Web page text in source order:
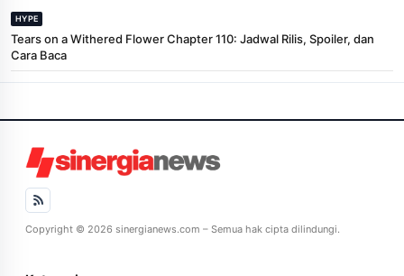
HYPE
Tears on a Withered Flower Chapter 110: Jadwal Rilis, Spoiler, dan
Cara Baca
Copyright © 2026 sinergianews.com – Semua hak cipta dilindungi.